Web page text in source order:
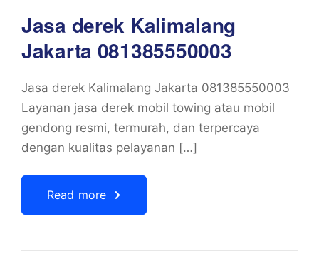
Jasa derek Kalimalang
Jakarta 081385550003
Jasa derek Kalimalang Jakarta 081385550003
Layanan jasa derek mobil towing atau mobil
gendong resmi, termurah, dan terpercaya
dengan kualitas pelayanan […]
Read more